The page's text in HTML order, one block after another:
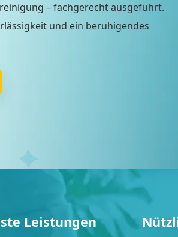
– fachgerecht ausgeführt.
und ein beruhigendes
Leistungen